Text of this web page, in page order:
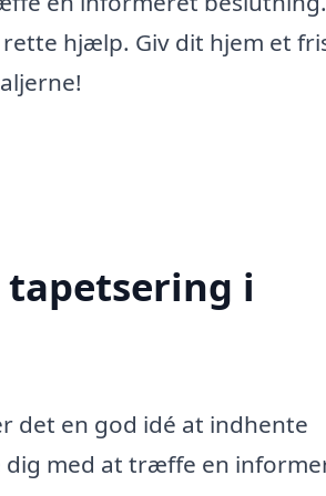
hjælp. Giv dit hjem et
i
det en god idé at indhente
med at træffe en